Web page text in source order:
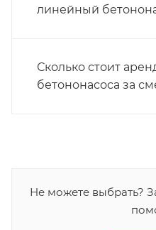
линейный
Сколько стоит
бетононасоса за
Не можете выбрать?